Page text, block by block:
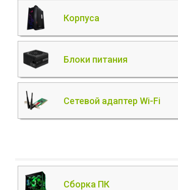
Корпуса
Блоки питания
Сетевой адаптер Wi-Fi
Сборка ПК